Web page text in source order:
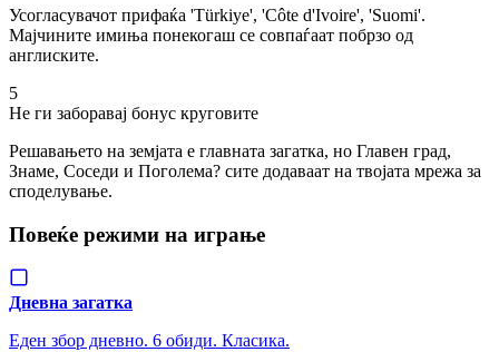
Усогласувачот прифаќа 'Türkiye', 'Côte d'Ivoire', 'Suomi'.
Мајчините имиња понекогаш се совпаѓаат побрзо од
англиските.
5
Не ги заборавај бонус круговите
Решавањето на земјата е главната загатка, но Главен град,
Знаме, Соседи и Поголема? сите додаваат на твојата мрежа за
споделување.
Повеќе режими на играње
Дневна загатка
Еден збор дневно. 6 обиди. Класика.